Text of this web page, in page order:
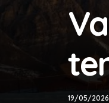
19/05/2026